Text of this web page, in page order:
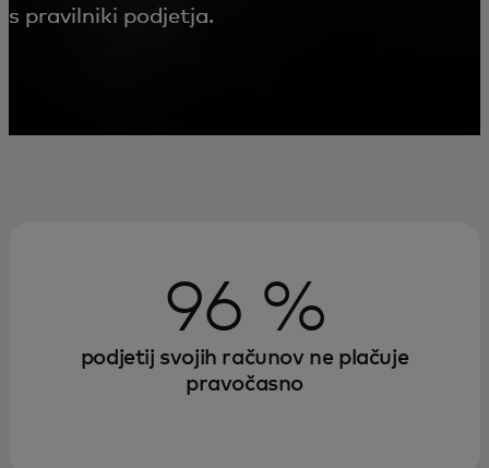
s pravilniki podjetja.
96 %
podjetij svojih računov ne plačuje
pravočasno